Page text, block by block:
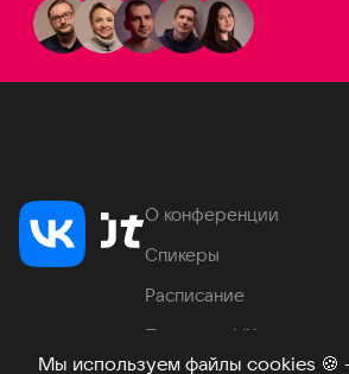
Мы используем файлы cookies 🍪
О конференции
Спикеры
Расписание
Продукты VK